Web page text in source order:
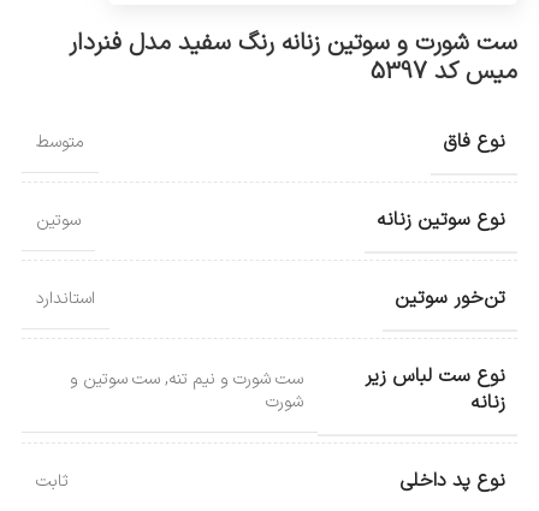
ست شورت و سوتین زنانه رنگ سفید مدل فنردار
میس کد 5397
نوع فاق متوسط
نوع سوتین زنانه سوتین
تن‌خور سوتین استاندارد
نوع ست لباس زیر
زنانه
ست شورت و نیم تنه,ست سوتین و
شورت
نوع پد داخلی ثابت